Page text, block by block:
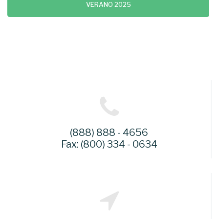
VERANO 2025
(888) 888 - 4656
Fax: (800) 334 - 0634